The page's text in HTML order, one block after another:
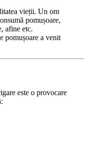
vieții. Un om
pomușoare,
afine etc.
pomușoare a venit
este o provocare